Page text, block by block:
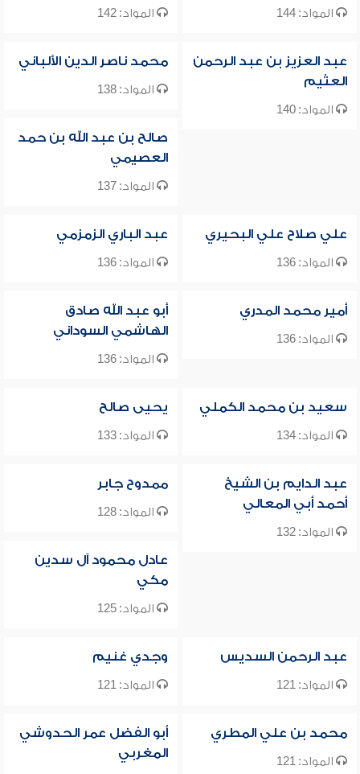
المواد: 144 المواد: 142
عبد العزيز بن عبد الرحمن
العثيم
المواد: 140
محمد ناصر الدين الألباني
المواد: 138
صالح بن عبد الله بن حمد
العصيمي
المواد: 137
علي صلاح علي البحيري
المواد: 136
عبد الباري الزمزمي
المواد: 136
أمير محمد المدري
المواد: 136
أبو عبد الله صادق
الهاشمي السوداني
المواد: 136
سعيد بن محمد الكملي
المواد: 134
يحيى صالح
المواد: 133
عبد الدايم بن الشيخ
أحمد أبي المعالي
المواد: 132
ممدوح جابر
المواد: 128
عادل محمود آل سدين
مكي
المواد: 125
عبد الرحمن السديس
المواد: 121
وجدي غنيم
المواد: 121
محمد بن علي المطري
المواد: 121
أبو الفضل عمر الحدوشي
المغربي